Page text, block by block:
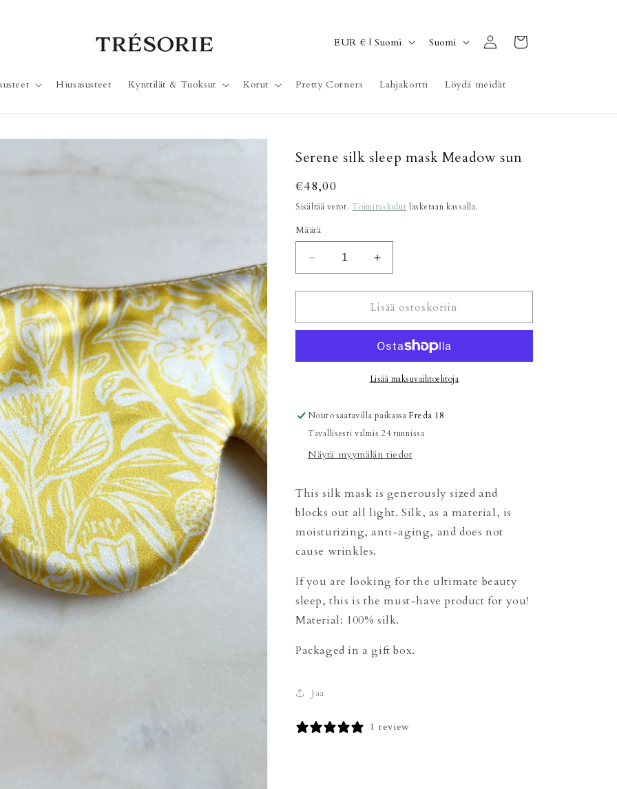
Hiusasusteet Kynttilät & Tuoksut Korut Pretty Corners Lahjakortti Löydä meidät
M
a
u
e
EUR € | Suomi
K
e
Suomi
Kirjaudu
sisään
Ostoskori
Serene silk sleep mask Meadow sun
Normaalihinta
€48,00
Sisältää verot.Toimituskulut lasketaan kassalla.
Määrä
Vähennä
tuotteen
Serene
sleep
sun
Lisää
tuotteen
Serene
silk
sleep
Meadow
sun
määrää
Lisää ostoskoriin
Lisää maksuvaihtoehtoja
Nouto saatavilla paikassa Freda 18
Tavallisesti valmis 24 tunnissa
Näytä myymälän tiedot
This silk mask is generously sized and
blocks out all light. Silk, as a material, is
moisturizing, anti-aging, and does not
cause wrinkles.
If you are looking for the ultimate beauty
sleep, this is the must-have product for you!
Material: 100% silk.
Packaged in a gift box.
Jaa
1 review